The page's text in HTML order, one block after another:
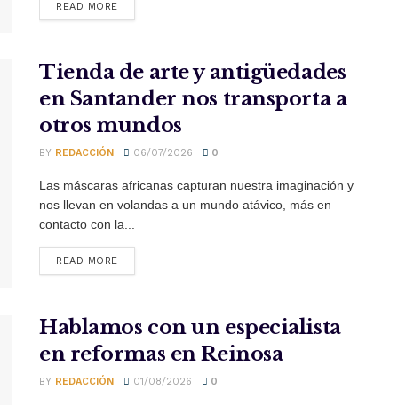
READ MORE
Tienda de arte y antigüedades
en Santander nos transporta a
otros mundos
BY REDACCIÓN 06/07/2026 0
Las máscaras africanas capturan nuestra imaginación y
nos llevan en volandas a un mundo atávico, más en
contacto con la...
READ MORE
Hablamos con un especialista
en reformas en Reinosa
BY REDACCIÓN 01/08/2026 0